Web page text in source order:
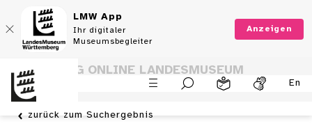
LMW App
Ihr digitaler
Museumsbegleiter
Anzeigen
En
SAMMLUNG ONLINE LANDESMUSEUM
WÜRTTEMBERG
zurück zum Suchergebnis